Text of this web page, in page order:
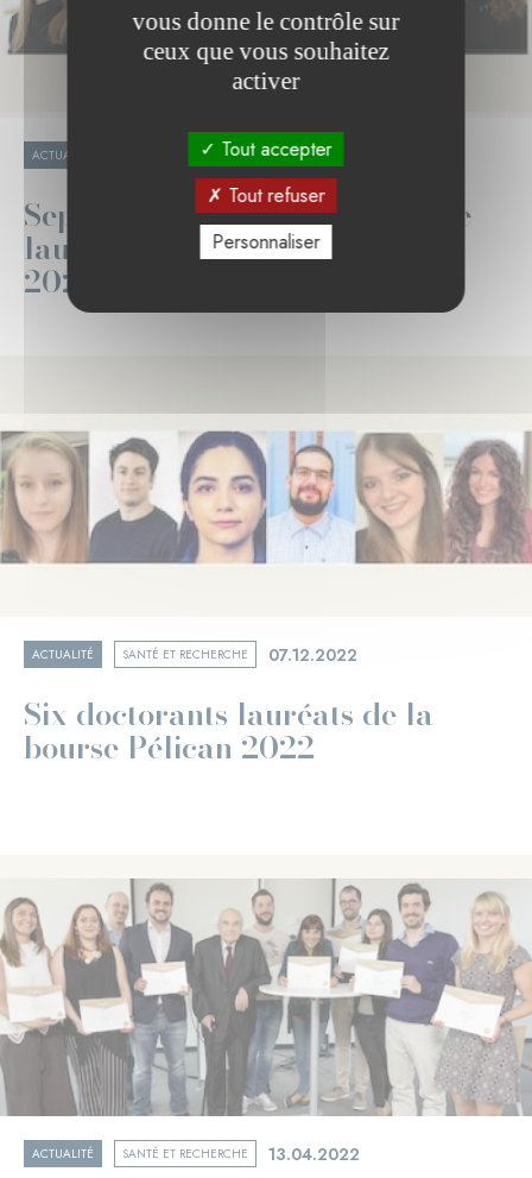
ACTUALITÉ SANTÉ ET RECHERCHE 05.12.2023
Sept doctorants en biomédecine
lauréats de la Bourse Pélican
2023
ACTUALITÉ SANTÉ ET RECHERCHE 07.12.2022
Six doctorants lauréats de la
bourse Pélican 2022
ACTUALITÉ SANTÉ ET RECHERCHE 13.04.2022
vous donne le contrôle sur
ceux que vous souhaitez
activer
Tout accepter
Tout refuser
Personnaliser